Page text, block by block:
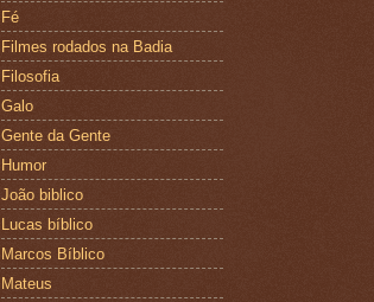
Fé
Filmes rodados na Badia
Filosofia
Galo
Gente da Gente
Humor
João biblico
Lucas bíblico
Marcos Bíblico
Mateus